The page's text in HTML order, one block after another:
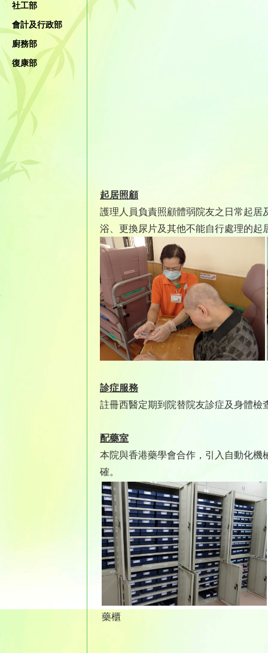
社工部
會計及行政部
廚務部
復康部
起居照顧
護理人員負責照顧體弱院友之日常起
浴、更換尿片及其他不能自行處理的起
診症服務
註冊西醫定期到院替院友診症及身體檢
配藥室
本院與香港藥學會合作，引入自動化
確。
藥櫃